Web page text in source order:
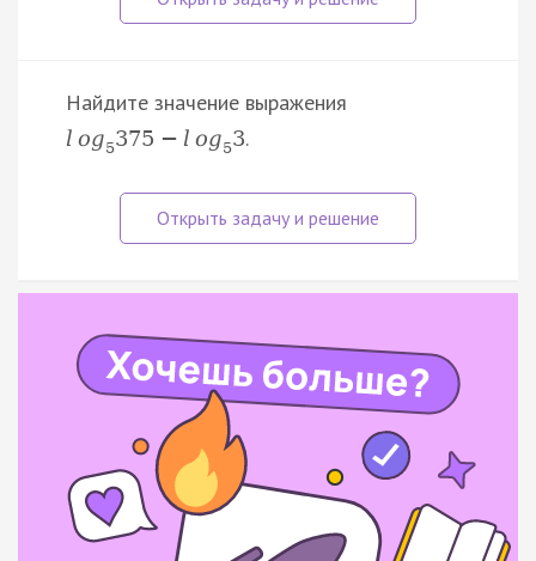
Найдите значение выражения
l og5375 − l og53.